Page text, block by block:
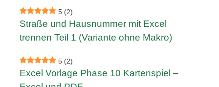
5 (2)
Straße und Hausnummer mit Excel
trennen Teil 1 (Variante ohne Makro)
5 (2)
Excel Vorlage Phase 10 Kartenspiel –